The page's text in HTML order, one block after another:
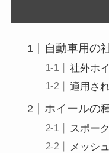
自動車用の
社外ホ
適用さ
ホイールの
スポー
メッシ